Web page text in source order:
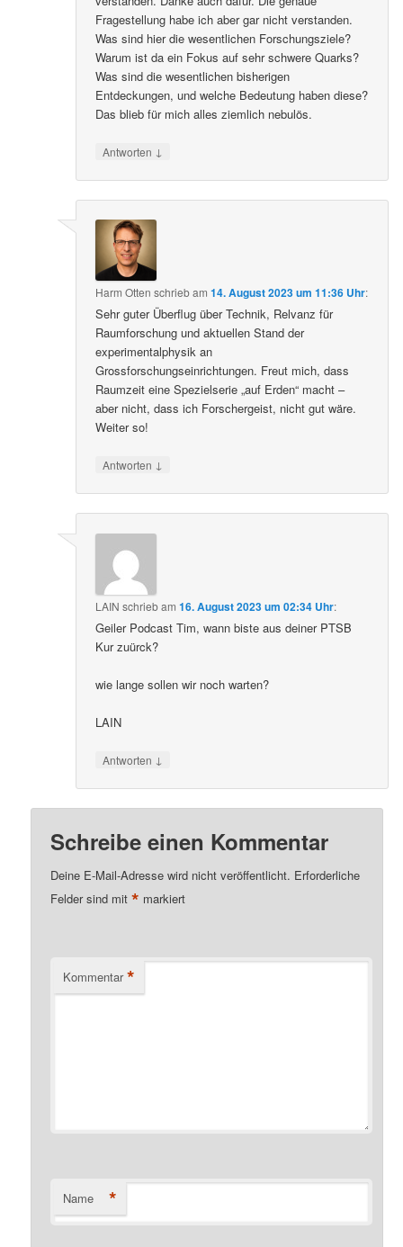
Fragestellung habe ich aber gar nicht verstanden.
Was sind hier die wesentlichen Forschungsziele?
Warum ist da ein Fokus auf sehr schwere Quarks?
Was sind die wesentlichen bisherigen
Entdeckungen, und welche Bedeutung haben diese?
Das blieb für mich alles ziemlich nebulös.
Antworten ↓
Harm Otten schriebam14. August 2023 um 11:36 Uhr:
Sehr guter Überflug über Technik, Relvanz für
Raumforschung und aktuellen Stand der
experimentalphysik an
Grossforschungseinrichtungen. Freut mich, dass
Raumzeit eine Spezielserie „auf Erden“ macht –
aber nicht, dass ich Forschergeist, nicht gut wäre.
Weiter so!
Antworten ↓
LAIN schriebam16. August 2023 um 02:34 Uhr:
Geiler Podcast Tim, wann biste aus deiner PTSB
Kur zuürck?
wie lange sollen wir noch warten?
LAIN
Antworten ↓
Schreibe einen Kommentar
Deine E-Mail-Adresse wird nicht veröffentlicht. Erforderliche
Felder sind mit* markiert
Kommentar *
Name *